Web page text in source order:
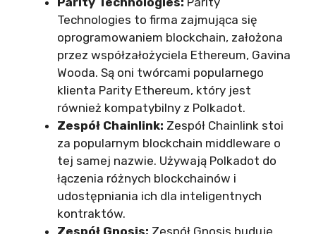
Technologies to firma zajmująca się
oprogramowaniem blockchain, założona
przez współzałożyciela Ethereum, Gavina
Wooda. Są oni twórcami popularnego
klienta Parity Ethereum, który jest
również kompatybilny z Polkadot.
Zespół Chainlink: Zespół Chainlink stoi
za popularnym blockchain middleware o
tej samej nazwie. Używają Polkadot do
łączenia różnych blockchainów i
udostępniania ich dla inteligentnych
kontraktów.